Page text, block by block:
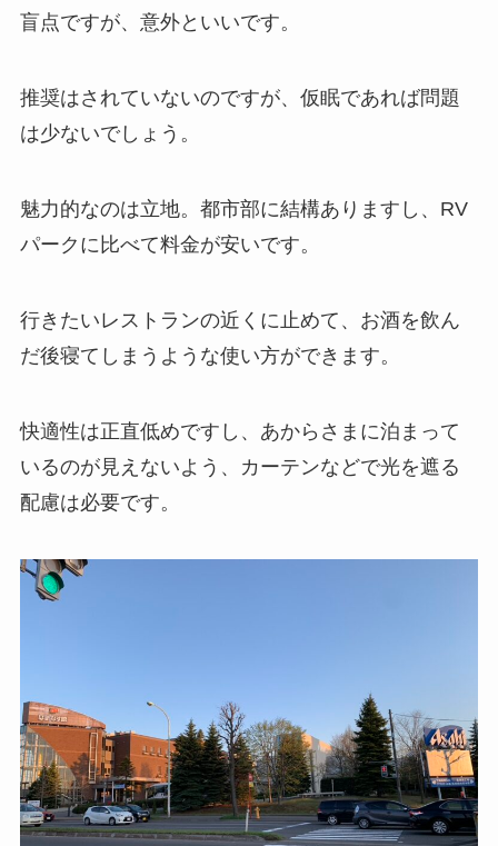
盲点ですが、意外といいです。
推奨はされていないのですが、仮眠であれば問題
は少ないでしょう。
魅力的なのは立地。都市部に結構ありますし、RV
パークに比べて料金が安いです。
行きたいレストランの近くに止めて、お酒を飲ん
だ後寝てしまうような使い方ができます。
快適性は正直低めですし、あからさまに泊まって
いるのが見えないよう、カーテンなどで光を遮る
配慮は必要です。